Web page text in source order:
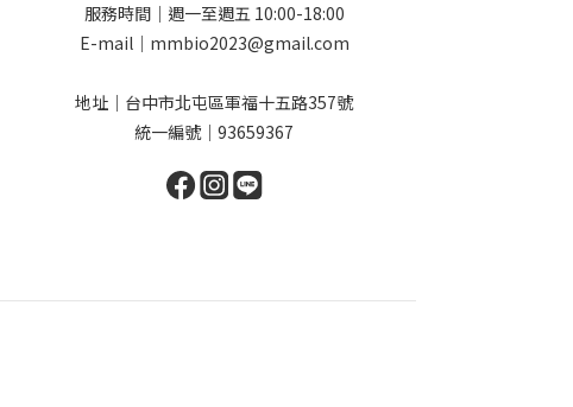
服務時間｜週一至週五 10:00-18:00
E-mail｜mmbio2023@gmail.com
地址｜台中市北屯區軍福十五路357號
統一編號｜93659367